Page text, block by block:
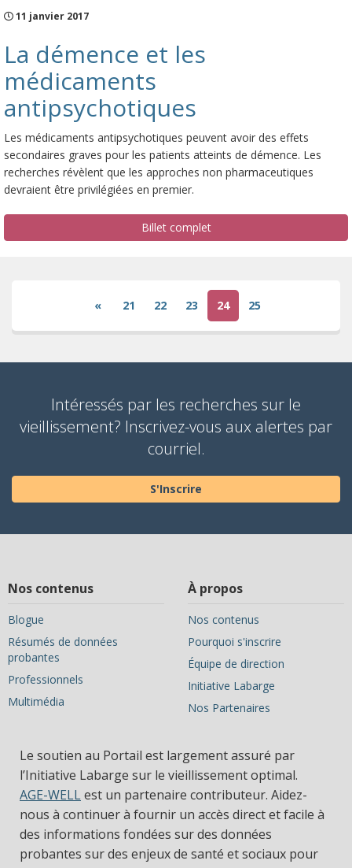
11 janvier 2017
La démence et les
médicaments
antipsychotiques
Les médicaments antipsychotiques peuvent avoir des effets
secondaires graves pour les patients atteints de démence. Les
recherches révèlent que les approches non pharmaceutiques
devraient être privilégiées en premier.
Billet complet
« 21 22 23 24(current)
25
Intéressés par les recherches sur le
vieillissement? Inscrivez-vous aux alertes par
courriel.
S'Inscrire
Nos contenus
Blogue
Résumés de données
probantes
Professionnels
Multimédia
À propos
Nos contenus
Pourquoi s'inscrire
Équipe de direction
Initiative Labarge
Nos Partenaires
Le soutien au Portail est largement assuré par
l’Initiative Labarge sur le vieillissement optimal.
AGE-WELLest un partenaire contributeur. Aidez-
nous à continuer à fournir un accès direct et facile à
des informations fondées sur des données
probantes sur des enjeux de santé et sociaux pour